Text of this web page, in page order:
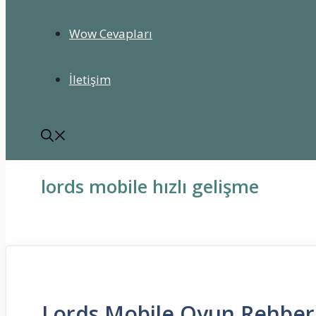
Wow Cevapları
İletişim
lords mobile hızlı gelişme